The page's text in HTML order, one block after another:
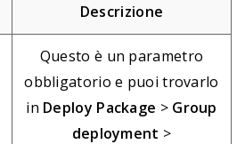
Descrizione
Questo è un parametro
obbligatorio e puoi trovarlo
in Deploy Package > Group
deployment >